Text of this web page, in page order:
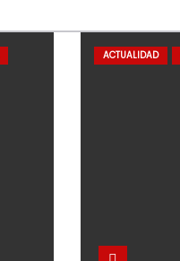
ACTUALIDAD